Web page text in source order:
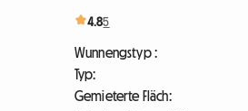
4.85
Wunnengstyp :
Typ:
Gemieterte Fläch: